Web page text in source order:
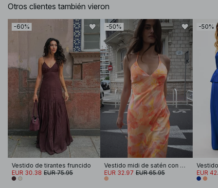
Otros clientes también vieron
-60%
Vestido de tirantes fruncido
EUR 30.38 EUR 75.95
-50%
Vestido midi de satén con volantes en el bajo
EUR 32.97 EUR 65.95
-50%
EUR